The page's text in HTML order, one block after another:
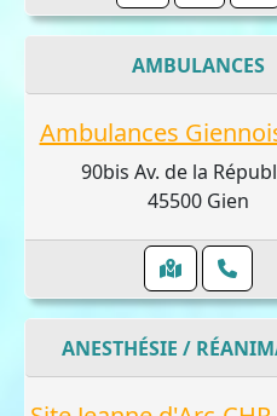
AMBULANCES
Ambulances
90bis Av. de la
45500 Gien
ANESTHÉSIE /